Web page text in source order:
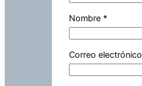
Nombre *
Correo electrónico